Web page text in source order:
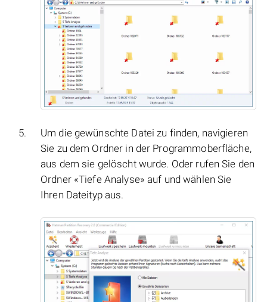
Um die gewünschte Datei zu finden, navigieren
Sie zu dem Ordner in der Programmoberfläche,
aus dem sie gelöscht wurde. Oder rufen Sie den
Ordner «Tiefe Analyse» auf und wählen Sie
Ihren Dateityp aus.